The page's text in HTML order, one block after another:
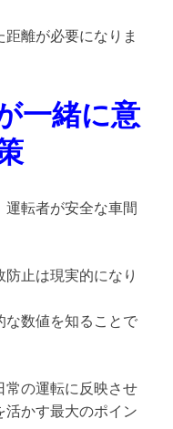
離が必要になりま
一緒に意
転者が安全な車間
止は現実的になり
な数値を知ることで
常の運転に反映させ
活かす最大のポイン